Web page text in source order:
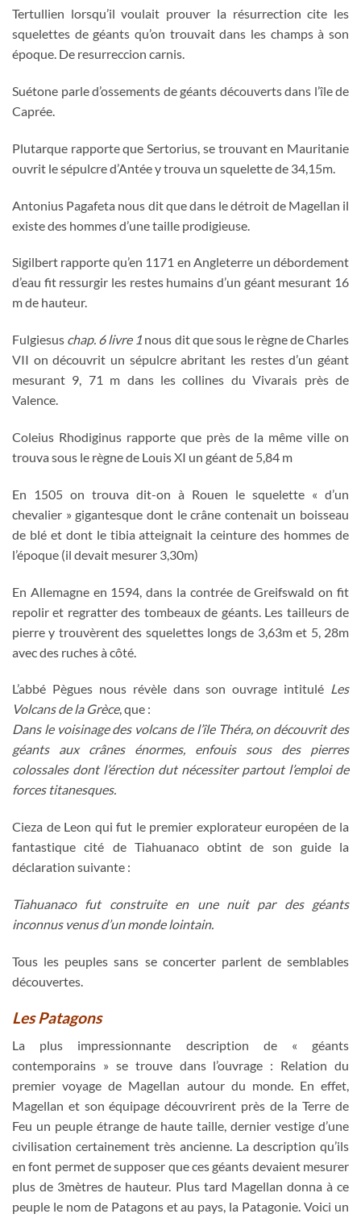
Tertullien lorsqu’il voulait prouver la résurrection cite les
squelettes de géants qu’on trouvait dans les champs à son
époque. De resurreccion carnis.
Suétone parle d’ossements de géants découverts dans l’île de
Caprée.
Plutarque rapporte que Sertorius, se trouvant en Mauritanie
ouvrit le sépulcre d’Antée y trouva un squelette de 34,15m.
Antonius Pagafeta nous dit que dans le détroit de Magellan il
existe des hommes d’une taille prodigieuse.
Sigilbert rapporte qu’en 1171 en Angleterre un débordement
d’eau fit ressurgir les restes humains d’un géant mesurant 16
m de hauteur.
Fulgiesus chap. 6 livre 1 nous dit que sous le règne de Charles
VII on découvrit un sépulcre abritant les restes d’un géant
mesurant 9, 71 m dans les collines du Vivarais près de
Valence.
Coleius Rhodiginus rapporte que près de la même ville on
trouva sous le règne de Louis XI un géant de 5,84 m
En 1505 on trouva dit-on à Rouen le squelette « d’un
chevalier » gigantesque dont le crâne contenait un boisseau
de blé et dont le tibia atteignait la ceinture des hommes de
l’époque (il devait mesurer 3,30m)
En Allemagne en 1594, dans la contrée de Greifswald on fit
repolir et regratter des tombeaux de géants. Les tailleurs de
pierre y trouvèrent des squelettes longs de 3,63m et 5, 28m
avec des ruches à côté.
L’abbé Pègues nous révèle dans son ouvrage intitulé Les
Volcans de la Grèce, que :
Dans le voisinage des volcans de l’île Théra, on découvrit des
géants aux crânes énormes, enfouis sous des pierres
colossales dont l’érection dut nécessiter partout l’emploi de
forces titanesques.
Cieza de Leon qui fut le premier explorateur européen de la
fantastique cité de Tiahuanaco obtint de son guide la
déclaration suivante :
Tiahuanaco fut construite en une nuit par des géants
inconnus venus d’un monde lointain.
Tous les peuples sans se concerter parlent de semblables
découvertes.
Les Patagons
La plus impressionnante description de « géants
contemporains » se trouve dans l’ouvrage : Relation du
premier voyage de Magellan autour du monde. En effet,
Magellan et son équipage découvrirent près de la Terre de
Feu un peuple étrange de haute taille, dernier vestige d’une
civilisation certainement très ancienne. La description qu’ils
en font permet de supposer que ces géants devaient mesurer
plus de 3mètres de hauteur. Plus tard Magellan donna à ce
peuple le nom de Patagons et au pays, la Patagonie. Voici un